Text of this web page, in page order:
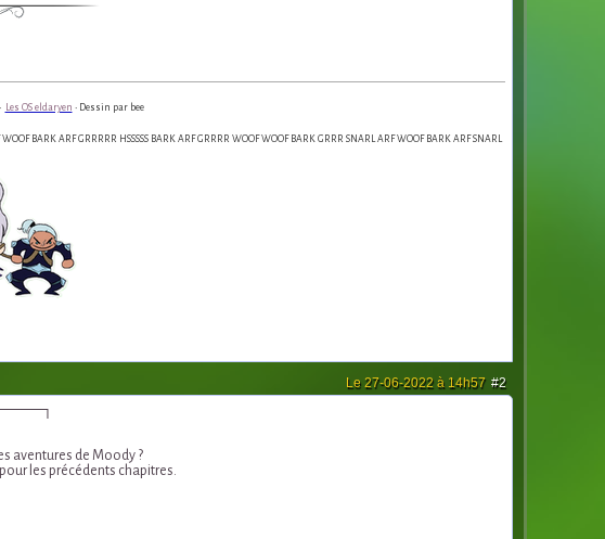
Les OS eldaryen • Dessin par bee
BARK ARF GRRRRR HSSSSS BARK ARF GRRRR WOOF WOOF BARK GRRR SNARL ARF WOOF BARK ARF SNARL
#2
Le 27-06-2022 à 14h57
aventures de Moody ?
les précédents chapitres.